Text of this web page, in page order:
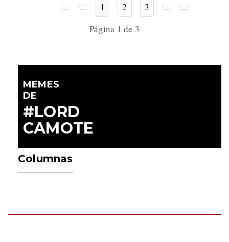
1 2
3
Página 1 de 3
MEMES
DE
#LORD
CAMOTE
Columnas